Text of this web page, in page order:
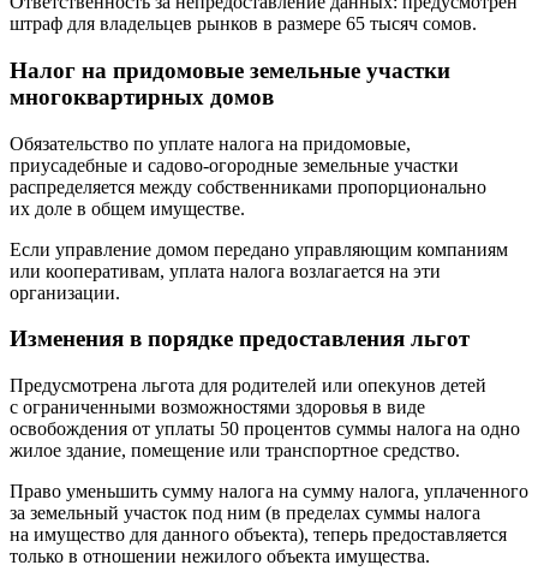
штраф для владельцев рынков в размере 65 тысяч сомов.
Налог на придомовые земельные участки
многоквартирных домов
Обязательство по уплате налога на придомовые,
приусадебные и садово-огородные земельные участки
распределяется между собственниками пропорционально
их доле в общем имуществе.
Если управление домом передано управляющим компаниям
или кооперативам, уплата налога возлагается на эти
организации.
Изменения в порядке предоставления льгот
Предусмотрена льгота для родителей или опекунов детей
с ограниченными возможностями здоровья в виде
освобождения от уплаты 50 процентов суммы налога на одно
жилое здание, помещение или транспортное средство.
Право уменьшить сумму налога на сумму налога, уплаченного
за земельный участок под ним (в пределах суммы налога
на имущество для данного объекта), теперь предоставляется
только в отношении нежилого объекта имущества.